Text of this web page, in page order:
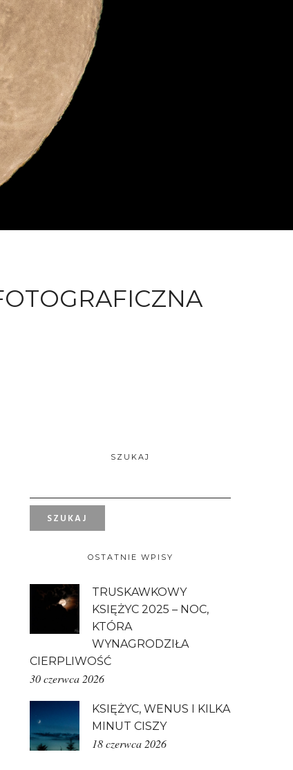
SZUKAJ
OSTATNIE WPISY
TRUSKAWKOWY
KSIĘŻYC 2025 – NOC,
KTÓRA
WYNAGRODZIŁA
CIERPLIWOŚĆ
30 czerwca 2026
KSIĘŻYC, WENUS I KILKA
MINUT CISZY
18 czerwca 2026